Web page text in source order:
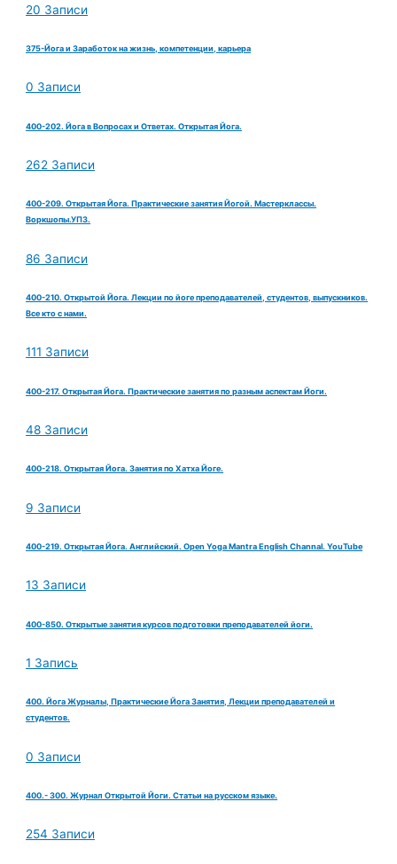
20 Записи
375-Йога и Заработок на жизнь, компетенции, карьера
0 Записи
400-202. Йога в Вопросах и Ответах. Открытая Йога.
262 Записи
400-209. Открытая Йога. Практические занятия Йогой. Мастерклассы.
Воркшопы.УПЗ.
86 Записи
400-210. Открытой Йога. Лекции по йоге преподавателей, студентов, выпускников.
Все кто с нами.
111 Записи
400-217. Открытая Йога. Практические занятия по разным аспектам Йоги.
48 Записи
400-218. Открытая Йога. Занятия по Хатха Йоге.
9 Записи
400-219. Открытая Йога. Английский. Open Yoga Mantra English Channal. YouTube
13 Записи
400-850. Открытые занятия курсов подготовки преподавателей йоги.
1 Запись
400. Йога Журналы, Практические Йога Занятия, Лекции преподавателей и
студентов.
0 Записи
400.- 300. Журнал Открытой Йоги. Статьи на русском языке.
254 Записи